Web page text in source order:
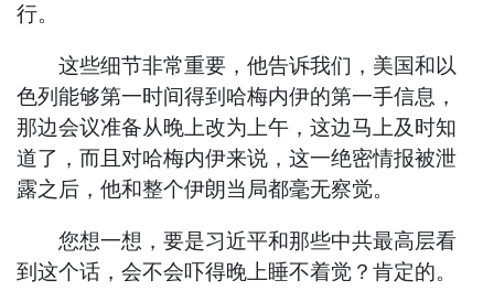
行。
这些细节非常重要，他告诉我们，美国和以
色列能够第一时间得到哈梅内伊的第一手信息，
那边会议准备从晚上改为上午，这边马上及时知
道了，而且对哈梅内伊来说，这一绝密情报被泄
露之后，他和整个伊朗当局都毫无察觉。
您想一想，要是习近平和那些中共最高层看
到这个话，会不会吓得晚上睡不着觉？肯定的。